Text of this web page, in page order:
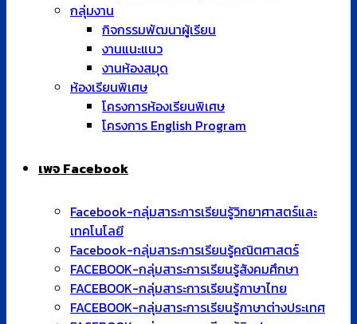
เพจ Facebook
Facebook-กลุ่มสาระการเรียนรู้วิทยาศาสตร์และ
เทคโนโลยี
Facebook-กลุ่มสาระการเรียนรู้คณิตศาสตร์
FACEBOOK-กลุ่มสาระการเรียนรู้สังคมศึกษา
FACEBOOK-กลุ่มสาระการเรียนรู้ภาษาต่างประเทศ
FACEBOOK-กลุ่มสาระการเรียนรู้การงานอาชีพ
FACEBOOK-กลุ่มสาระการเรียนรู้สุขศึกษาและพลศึกษา
FACEBOOK-งานเทคโนโลยี
FACEBOOK-งานแนะแนว
FACEBOOK-งานกิจกรรมพัฒนาผู้เรียน